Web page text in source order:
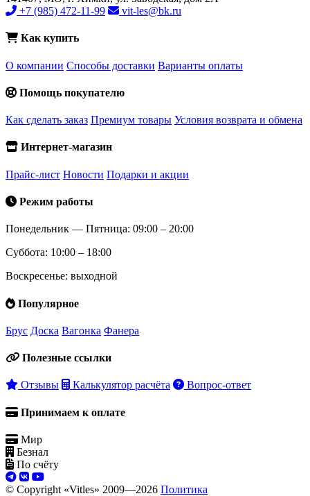
+7 (985) 472-11-99
vit-les@bk.ru
Как купить
О компании Способы доставки Варианты оплаты
Помощь покупателю
Как сделать заказ Премиум товары Условия возврата и обмена
Интернет-магазин
Прайс-лист Новости Подарки и акции
Режим работы
Понедельник — Пятница: 09:00 – 20:00
Суббота: 10:00 – 18:00
Воскресенье: выходной
Популярное
Брус Доска Вагонка Фанера
Полезные ссылки
Отзывы Калькулятор расчёта Вопрос-ответ
Принимаем к оплате
Мир
Безнал
По счёту
© Copyright «Vitles» 2009—2026 Политика